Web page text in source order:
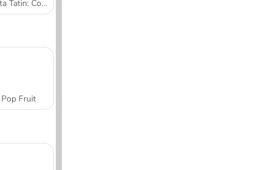
Tarta Tatin: Cocina con Sara
Pop Fruit